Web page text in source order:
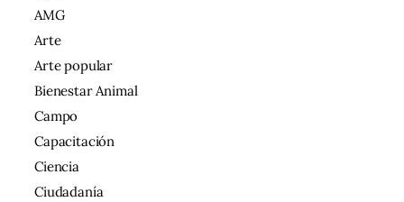
AMG
Arte
Arte popular
Bienestar Animal
Campo
Capacitación
Ciencia
Ciudadanía